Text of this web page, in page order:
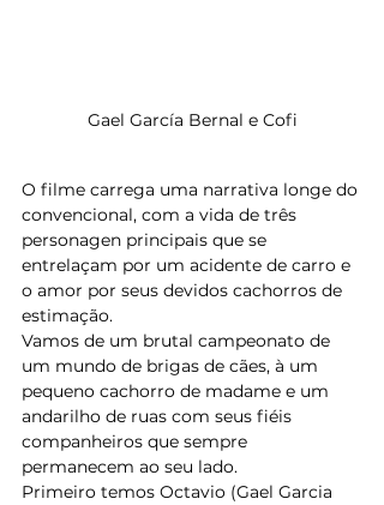
Gael García Bernal e Cofi
O filme carrega uma narrativa longe do
convencional, com a vida de três
personagen principais que se
entrelaçam por um acidente de carro e
o amor por seus devidos cachorros de
estimação.
Vamos de um brutal campeonato de
um mundo de brigas de cães, à um
pequeno cachorro de madame e um
andarilho de ruas com seus fiéis
companheiros que sempre
permanecem ao seu lado.
Primeiro temos Octavio (Gael Garcia